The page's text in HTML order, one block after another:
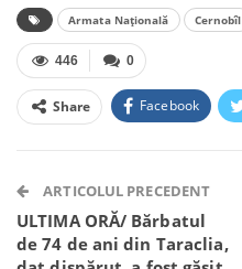
Armata Națională Cernobîl
0
446
Share Facebook
Telegram WhatsApp
ARTICOLUL PRECEDENT
ULTIMA ORĂ/ Bărbatul
de 74 de ani din Taraclia,